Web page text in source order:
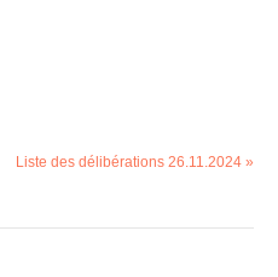
Liste des délibérations 26.11.2024 »